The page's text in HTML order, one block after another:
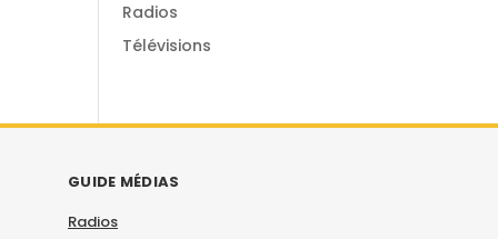
Radios
Télévisions
GUIDE MÉDIAS
Radios